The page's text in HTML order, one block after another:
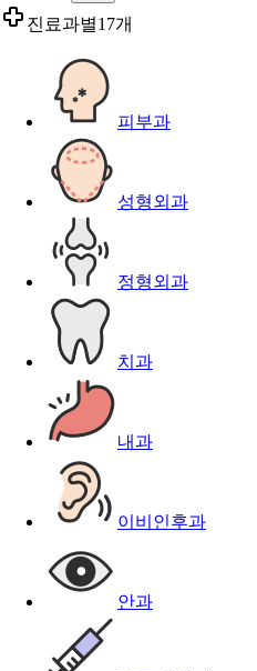
진료과별17개
피부과
성형외과
정형외과
치과
내과
이비인후과
안과